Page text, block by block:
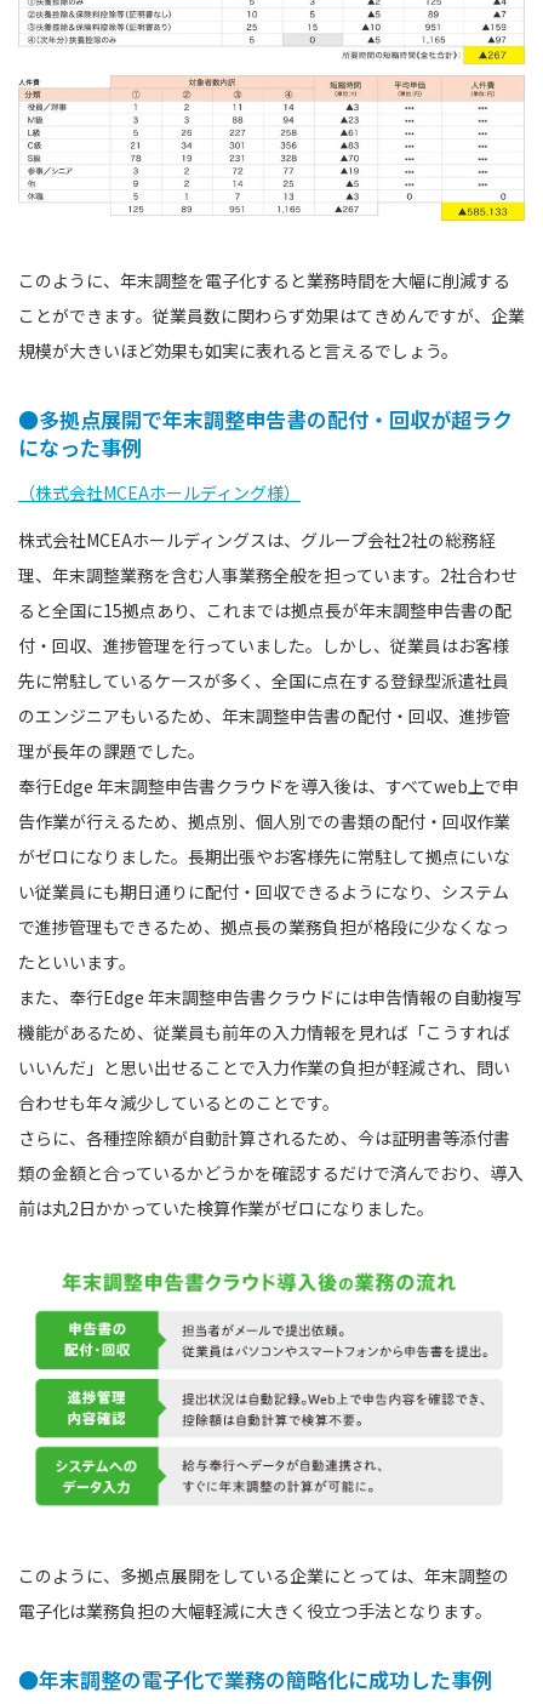
このように、年末調整を電子化すると業務時間を大幅に削減する
ことができます。従業員数に関わらず効果はてきめんですが、企業
規模が大きいほど効果も如実に表れると言えるでしょう。
●多拠点展開で年末調整申告書の配付・回収が超ラク
になった事例
（株式会社MCEAホールディング様）
株式会社MCEAホールディングスは、グループ会社2社の総務経
理、年末調整業務を含む人事業務全般を担っています。2社合わせ
ると全国に15拠点あり、これまでは拠点長が年末調整申告書の配
付・回収、進捗管理を行っていました。しかし、従業員はお客様
先に常駐しているケースが多く、全国に点在する登録型派遣社員
のエンジニアもいるため、年末調整申告書の配付・回収、進捗管
理が長年の課題でした。
奉行Edge 年末調整申告書クラウドを導入後は、すべてweb上で申
告作業が行えるため、拠点別、個人別での書類の配付・回収作業
がゼロになりました。長期出張やお客様先に常駐して拠点にいな
い従業員にも期日通りに配付・回収できるようになり、システム
で進捗管理もできるため、拠点長の業務負担が格段に少なくなっ
たといいます。
また、奉行Edge 年末調整申告書クラウドには申告情報の自動複写
機能があるため、従業員も前年の入力情報を見れば「こうすれば
いいんだ」と思い出せることで入力作業の負担が軽減され、問い
合わせも年々減少しているとのことです。
さらに、各種控除額が自動計算されるため、今は証明書等添付書
類の金額と合っているかどうかを確認するだけで済んでおり、導入
前は丸2日かかっていた検算作業がゼロになりました。
このように、多拠点展開をしている企業にとっては、年末調整の
電子化は業務負担の大幅軽減に大きく役立つ手法となります。
●年末調整の電子化で業務の簡略化に成功した事例